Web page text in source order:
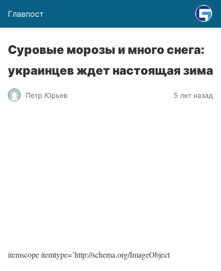
Главпост
Суровые морозы и много снега:
украинцев ждет настоящая зима
Петр Юрьев 5 лет назад
itemscope itemtype=’http://schema.org/ImageObject